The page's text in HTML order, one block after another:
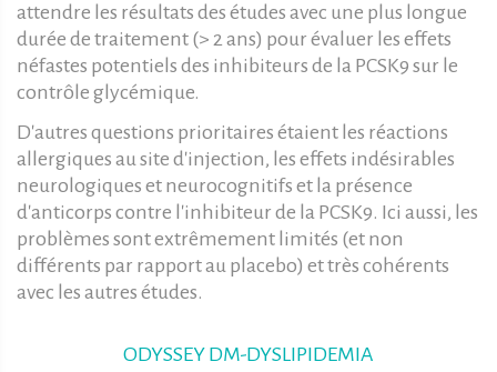
attendre les résultats des études avec une plus longue
durée de traitement (> 2 ans) pour évaluer les effets
néfastes potentiels des inhibiteurs de la PCSK9 sur le
contrôle glycémique.
D'autres questions prioritaires étaient les réactions
allergiques au site d'injection, les effets indésirables
neurologiques et neurocognitifs et la présence
d'anticorps contre l'inhibiteur de la PCSK9. Ici aussi, les
problèmes sont extrêmement limités (et non
différents par rapport au placebo) et très cohérents
avec les autres études.
ODYSSEY DM-DYSLIPIDEMIA